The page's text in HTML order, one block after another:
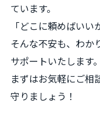
ています。
「どこに頼めばい
そんな不安も、わか
サポートいたします。
まずはお気軽にご相
守りましょう！